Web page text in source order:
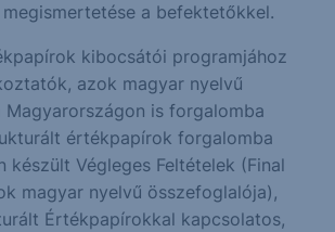
a befektetőkkel.
kibocsátói programjához
azok magyar nyelvű
Magyarországon is forgalomba
értékpapírok forgalomba
készült Végleges Feltételek (Final
magyar nyelvű összefoglalója),
Értékpapírokkal kapcsolatos,